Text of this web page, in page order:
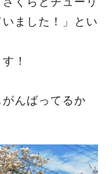
ました！」とい
！
んばってるか